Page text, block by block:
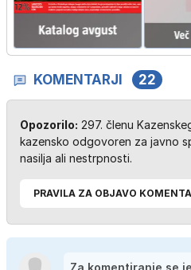
KOMENTARJI 22
Opozorilo: 297. členu
kazensko odgovoren za javno
nasilja ali nestrpnosti.
PRAVILA ZA OBJAVO